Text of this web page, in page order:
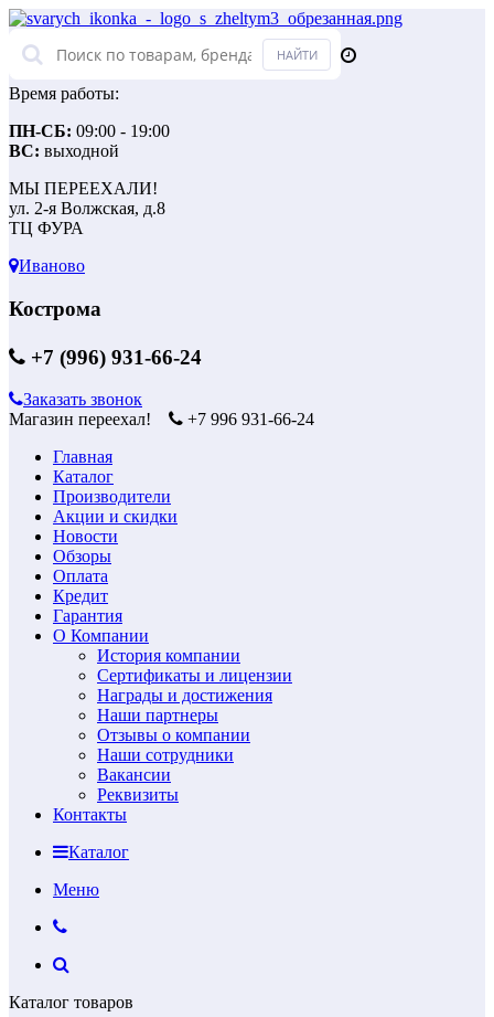
Время работы:
ПН-СБ: 09:00 - 19:00
ВС: выходной
МЫ ПЕРЕЕХАЛИ!
ул. 2-я Волжская, д.8
ТЦ ФУРА
Иваново
Кострома
+7 (996) 931-66-24
Заказать звонок
Магазин переехал!
+7 996 931-66-24
Главная
Каталог
Производители
Акции и скидки
Новости
Обзоры
Оплата
Кредит
Гарантия
О Компании
История компании
Сертификаты и лицензии
Награды и достижения
Наши партнеры
Отзывы о компании
Наши сотрудники
Вакансии
Реквизиты
Контакты
Каталог
Меню
Каталог товаров